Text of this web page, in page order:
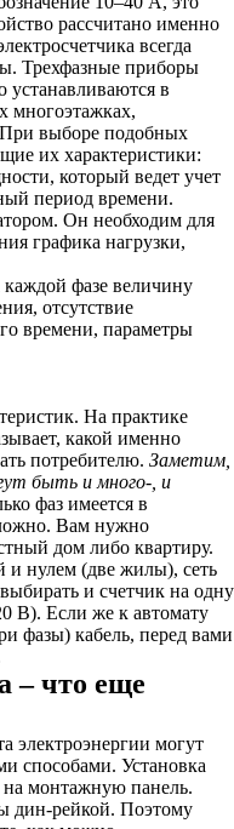
рассчитано именно
всегда
Трехфазные приборы
устанавливаются в
многоэтажках,
выборе подобных
их характеристики:
который ведет учет
период времени.
Он необходим для
графика нагрузки,
фазе величину
отсутствие
времени, параметры
На практике
какой именно
потребителю. Заметим,
быть и много-, и
фаз имеется в
Вам нужно
дом либо квартиру.
и нулем (две жилы), сеть
и счетчик на одну
В). Если же к автомату
фазы) кабель, перед вами
– что еще
электроэнергии могут
способами. Установка
на монтажную панель.
дин-рейкой. Поэтому